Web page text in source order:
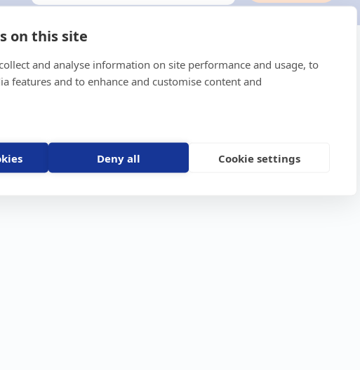
on this site
and analyse information on site performance and usage, to
features and to enhance and customise content and
Deny all Cookie settings
GPS-trackers
Scout 2.0
Stöldskydd
Båt
Åkgräsklippare
Moped
Vattenskoter
Företag
Om oss